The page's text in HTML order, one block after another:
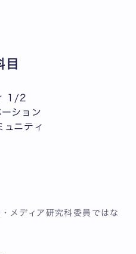
目
1/2
ーション
ュニティ
メディア研究科委員ではな